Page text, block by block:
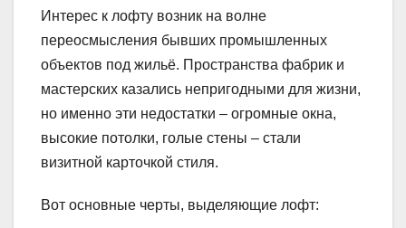
Интерес к лофту возник на волне
переосмысления бывших промышленных
объектов под жильё. Пространства фабрик и
мастерских казались непригодными для жизни,
но именно эти недостатки – огромные окна,
высокие потолки, голые стены – стали
визитной карточкой стиля.
Вот основные черты, выделяющие лофт: